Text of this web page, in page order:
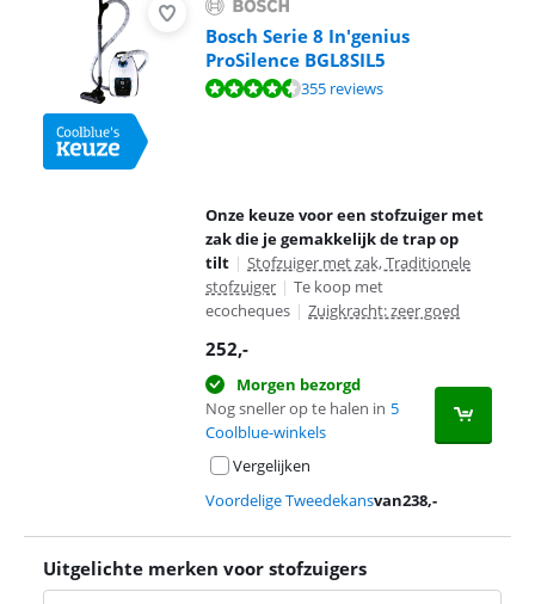
Bosch Serie 8 In'genius
ProSilence BGL8SIL5
Beoordeling is 8,8 van de 10, gebaseerd op 355 reviews.
355 reviews
Onze keuze voor een stofzuiger met
zak die je gemakkelijk de trap op
tilt | Stofzuiger met zak, Traditionele
stofzuiger | Te koop met
ecocheques | Zuigkracht: zeer goed
252,-
Morgen bezorgd
Nog sneller op te halen in 5
Coolblue-winkels
Vergelijken
Voordelige Tweedekansvan238,-
Uitgelichte merken voor stofzuigers